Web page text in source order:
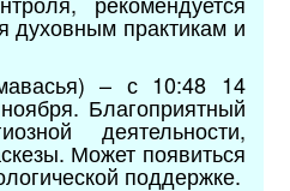
духовным практикам и
– с 10:48 14
Благоприятный
деятельности,
Может появиться
поддержке.